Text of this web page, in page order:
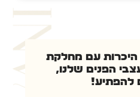
היכרות עם מחלקת
הפנים שלנו,
להפתיע!